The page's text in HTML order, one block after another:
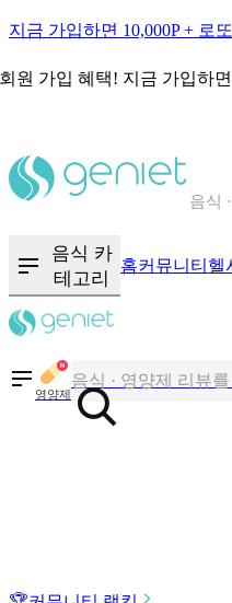
지금 가입하면 10,000P + 로
원 가입 혜택! 지금 가입하면
음식
음식 카
테고리
홈커뮤니티 헬
영양제
칼로리와 영양성분
혈당 · 다이어트 음
음식 · 영양제 리뷰